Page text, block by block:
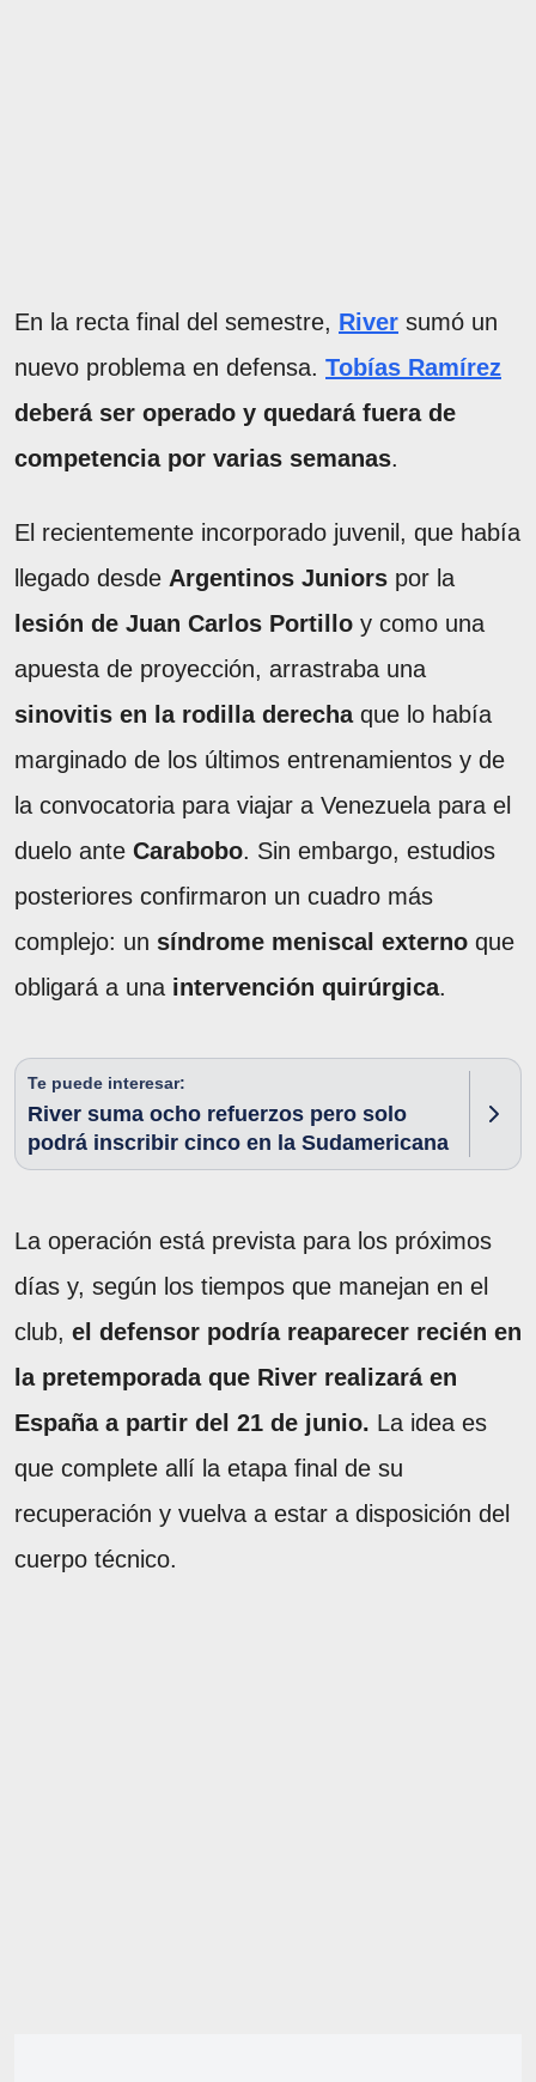
En la recta final del semestre, River sumó un
nuevo problema en defensa. Tobías Ramírez
deberá ser operado y quedará fuera de
competencia por varias semanas.
El recientemente incorporado juvenil, que había
llegado desde Argentinos Juniors por la
lesión de Juan Carlos Portillo y como una
apuesta de proyección, arrastraba una
sinovitis en la rodilla derechaque lo había
marginado de los últimos entrenamientos y de
la convocatoria para viajar a Venezuela para el
duelo ante Carabobo. Sin embargo, estudios
posteriores confirmaron un cuadro más
complejo: un síndrome meniscal externo que
obligará a una intervención quirúrgica.
Te puede interesar:
River suma ocho refuerzos pero solo
podrá inscribir cinco en la Sudamericana
La operación está prevista para los próximos
días y, según los tiempos que manejan en el
club, el defensor podría reaparecer recién en
la pretemporada que River realizará en
España a partir del 21 de junio. La idea es
que complete allí la etapa final de su
recuperación y vuelva a estar a disposición del
cuerpo técnico.